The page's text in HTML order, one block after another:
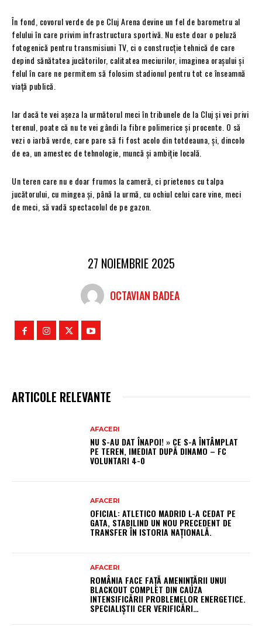
În fond, covorul verde de pe Cluj Arena devine un fel de barometru al
felului în care privim infrastructura sportivă. Nu este doar o peluză
fotogenică pentru transmisiuni TV, ci o construcție tehnică de care
depind sănătatea jucătorilor, calitatea meciurilor, imaginea orașului și
felul în care ne permitem să folosim stadionul pentru tot ce înseamnă
viață publică.
Iar dacă te vei așeza la următorul meci în tribunele de la Cluj și vei privi
terenul, poate că nu te vei gândi la fibre polimerice și procente. O să
vezi o iarbă verde, care pare să fi fost acolo din totdeauna, și, dincolo
de ea, un amestec de tehnologie, muncă și ambiție locală.
Un teren care nu e doar frumos la cameră, ci prietenos cu talpa
jucătorului, cu mingea și, până la urmă, cu ochiul celui care vine, meci
de meci, să vadă spectacolul de pe gazon.
27 NOIEMBRIE 2025
OCTAVIAN BADEA
ARTICOLE RELEVANTE
AFACERI
NU S-AU DAT ÎNAPOI! » CE S-A ÎNTÂMPLAT
PE TEREN, IMEDIAT DUPĂ DINAMO – FC
VOLUNTARI 4-0
AFACERI
OFICIAL: ATLETICO MADRID L-A CEDAT PE
GATA, STABILIND UN NOU PRECEDENT DE
TRANSFER ÎN ISTORIA NAȚIONALĂ.
AFACERI
ROMÂNIA FACE FAȚĂ AMENINȚĂRII UNUI
BLACKOUT COMPLET DIN CAUZA
INTENSIFICĂRII PROBLEMELOR ENERGETICE.
SPECIALIȘTII CER VERIFICĂRI…